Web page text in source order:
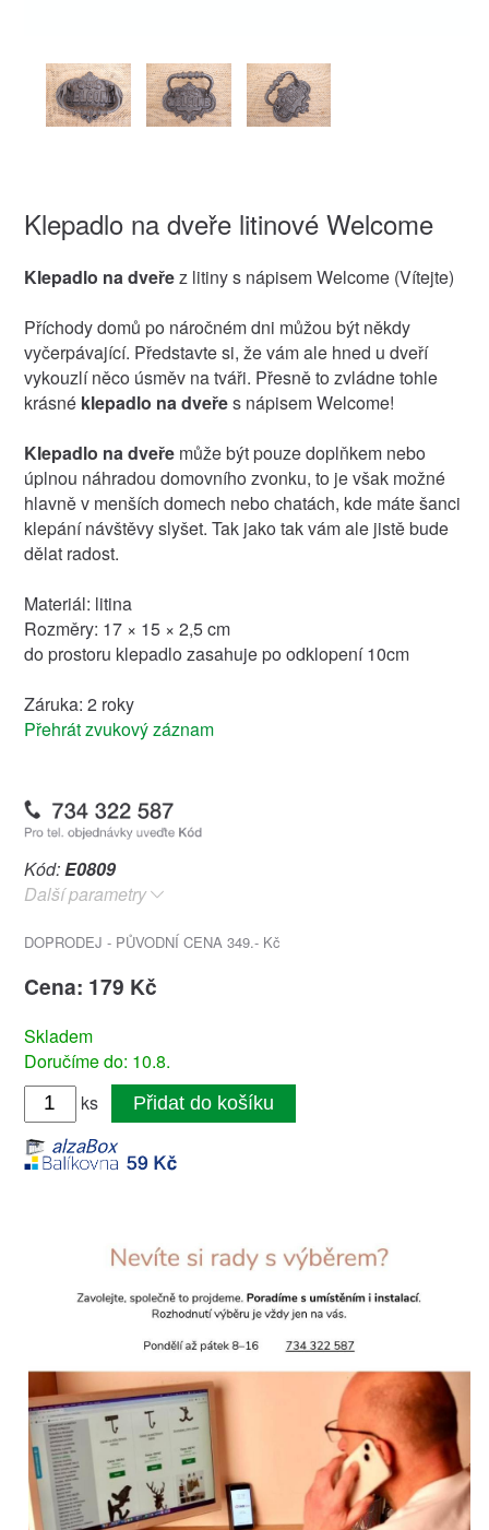
Klepadlo na dveře litinové Welcome
Klepadlo na dveřez litiny s nápisem Welcome (Vítejte)
Příchody domů po náročném dni můžou být někdy
vyčerpávající. Představte si, že vám ale hned u dveří
vykouzlí něco úsměv na tváři. Přesně to zvládne tohle
krásné klepadlo na dveřes nápisem Welcome!
Klepadlo na dveřemůže být pouze doplňkem nebo
úplnou náhradou domovního zvonku, to je však možné
hlavně v menších domech nebo chatách, kde máte šanci
klepání návštěvy slyšet. Tak jako tak vám ale jistě bude
dělat radost.
Materiál: litina
Rozměry: 17 × 15 × 2,5 cm
do prostoru klepadlo zasahuje po odklopení 10cm
Záruka: 2 roky
Přehrát zvukový záznam
Kód:E0809
Další parametry
DOPRODEJ - PŮVODNÍ CENA 349.- Kč
Cena: 179 Kč
Skladem
Doručíme do: 10.8.
ks
Přidat do košíku